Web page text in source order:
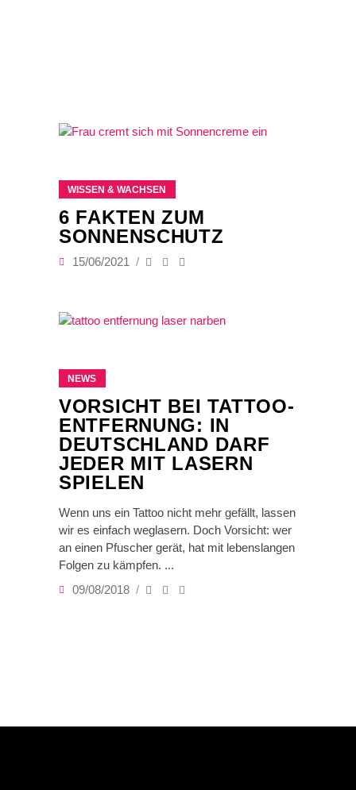
WISSEN & WACHSEN
6 FAKTEN ZUM
SONNENSCHUTZ
15/06/2021
NEWS
VORSICHT BEI TATTOO-
ENTFERNUNG: IN
DEUTSCHLAND DARF
JEDER MIT LASERN
SPIELEN
Wenn uns ein Tattoo nicht mehr gefällt, lassen
wir es einfach weglasern. Doch Vorsicht: wer
an einen Pfuscher gerät, hat mit lebenslangen
Folgen zu kämpfen.
09/08/2018